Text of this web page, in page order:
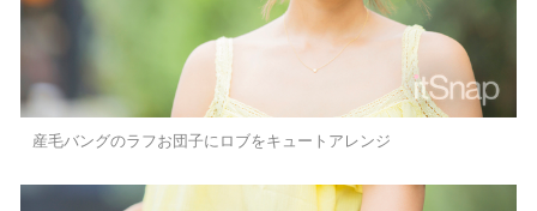
産毛バングのラフお団子にロブをキュートアレンジ